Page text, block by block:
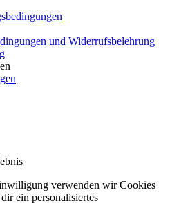
und Widerrufsbelehrung
verwenden wir Cookies
ein personalisiertes